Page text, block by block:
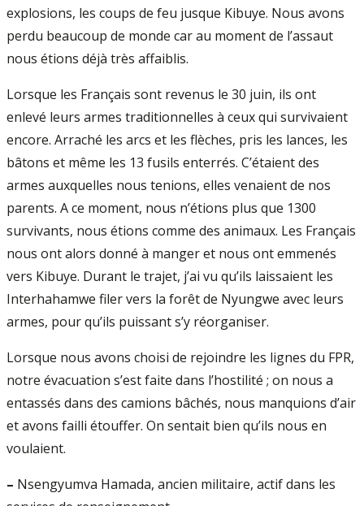
explosions, les coups de feu jusque Kibuye. Nous avons
perdu beaucoup de monde car au moment de l’assaut
nous étions déjà très affaiblis.
Lorsque les Français sont revenus le 30 juin, ils ont
enlevé leurs armes traditionnelles à ceux qui survivaient
encore. Arraché les arcs et les flèches, pris les lances, les
bâtons et même les 13 fusils enterrés. C’étaient des
armes auxquelles nous tenions, elles venaient de nos
parents. A ce moment, nous n’étions plus que 1300
survivants, nous étions comme des animaux. Les Français
nous ont alors donné à manger et nous ont emmenés
vers Kibuye. Durant le trajet, j’ai vu qu’ils laissaient les
Interhahamwe filer vers la forêt de Nyungwe avec leurs
armes, pour qu’ils puissant s’y réorganiser.
Lorsque nous avons choisi de rejoindre les lignes du FPR,
notre évacuation s’est faite dans l’hostilité ; on nous a
entassés dans des camions bâchés, nous manquions d’air
et avons failli étouffer. On sentait bien qu’ils nous en
voulaient.
– Nsengyumva Hamada, ancien militaire, actif dans les